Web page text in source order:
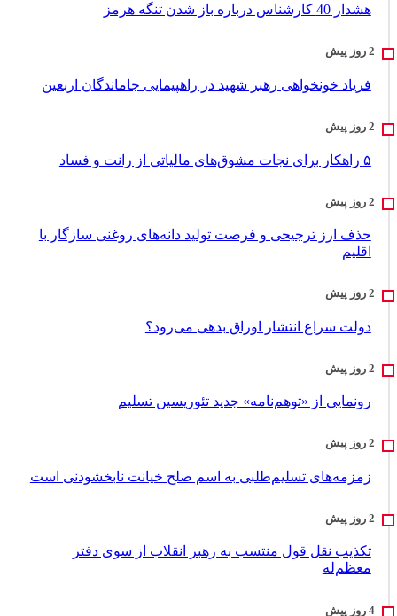
هشدار 40 کارشناس درباره باز شدن تنگه هرمز
فریاد خونخواهی رهبر شهید در راهپیمایی جاماندگان اربعین
۵ راهکار برای نجات مشوق‌های مالیاتی از رانت و فساد
حذف ارز ترجیحی و فرصت تولید دانه‌های روغنی سازگار با
اقلیم
دولت سراغ انتشار اوراق بدهی می‌رود؟
رونمایی از «توهم‌نامه» جدید تئور‌یسین تسلیم
زمزمه‌های تسلیم‌طلبی به اسم صلح خیانت نابخشودنی است
تکذیب نقل قول منتسب به رهبر انقلاب از سوی دفتر
معظم‌له